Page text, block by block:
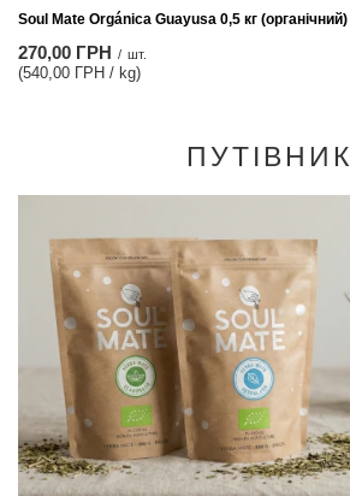
Soul Mate Orgánica Guayusa 0,5 кг (органічний)
270,00 ГРН / шт.
(540,00 ГРН / kg)
ПУТІВНИК